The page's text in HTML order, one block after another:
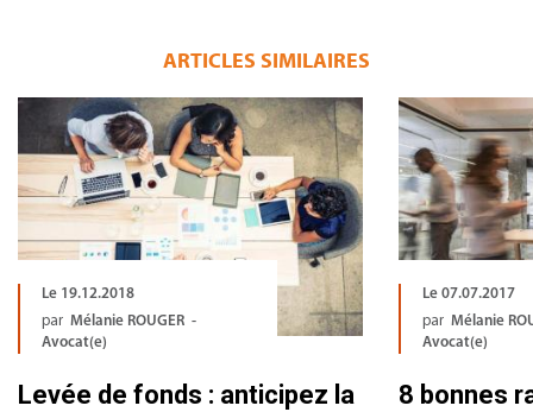
ARTICLES SIMILAIRES
Le 19.12.2018
par Mélanie ROUGER -
Avocat(e)
Levée de fonds : anticipez la
Le 07.07.2017
par Mélanie
Avocat(e)
8 bonnes